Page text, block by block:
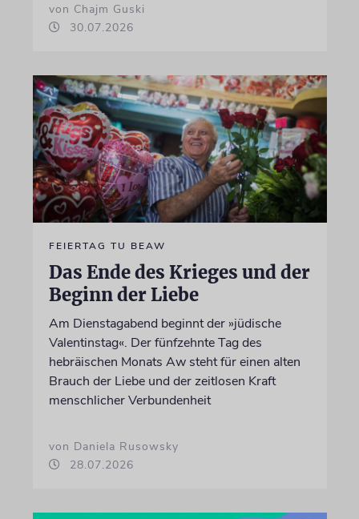
von Chajm Guski
30.07.2026
FEIERTAG TU BEAW
Das Ende des Krieges und der
Beginn der Liebe
Am Dienstagabend beginnt der »jüdische
Valentinstag«. Der fünfzehnte Tag des
hebräischen Monats Aw steht für einen alten
Brauch der Liebe und der zeitlosen Kraft
menschlicher Verbundenheit
von Daniela Rusowsky
28.07.2026